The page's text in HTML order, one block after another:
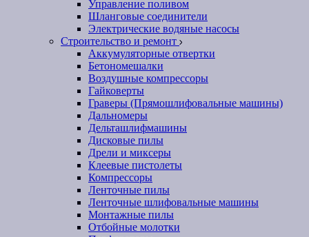
Управление поливом
Шланговые соединители
Электрические водяные насосы
Строительство и ремонт
Аккумуляторные отвертки
Бетономешалки
Воздушные компрессоры
Гайковерты
Граверы (Прямошлифовальные машины)
Дальномеры
Дельташлифмашины
Дисковые пилы
Дрели и миксеры
Клеевые пистолеты
Компрессоры
Ленточные пилы
Ленточные шлифовальные машины
Монтажные пилы
Отбойные молотки